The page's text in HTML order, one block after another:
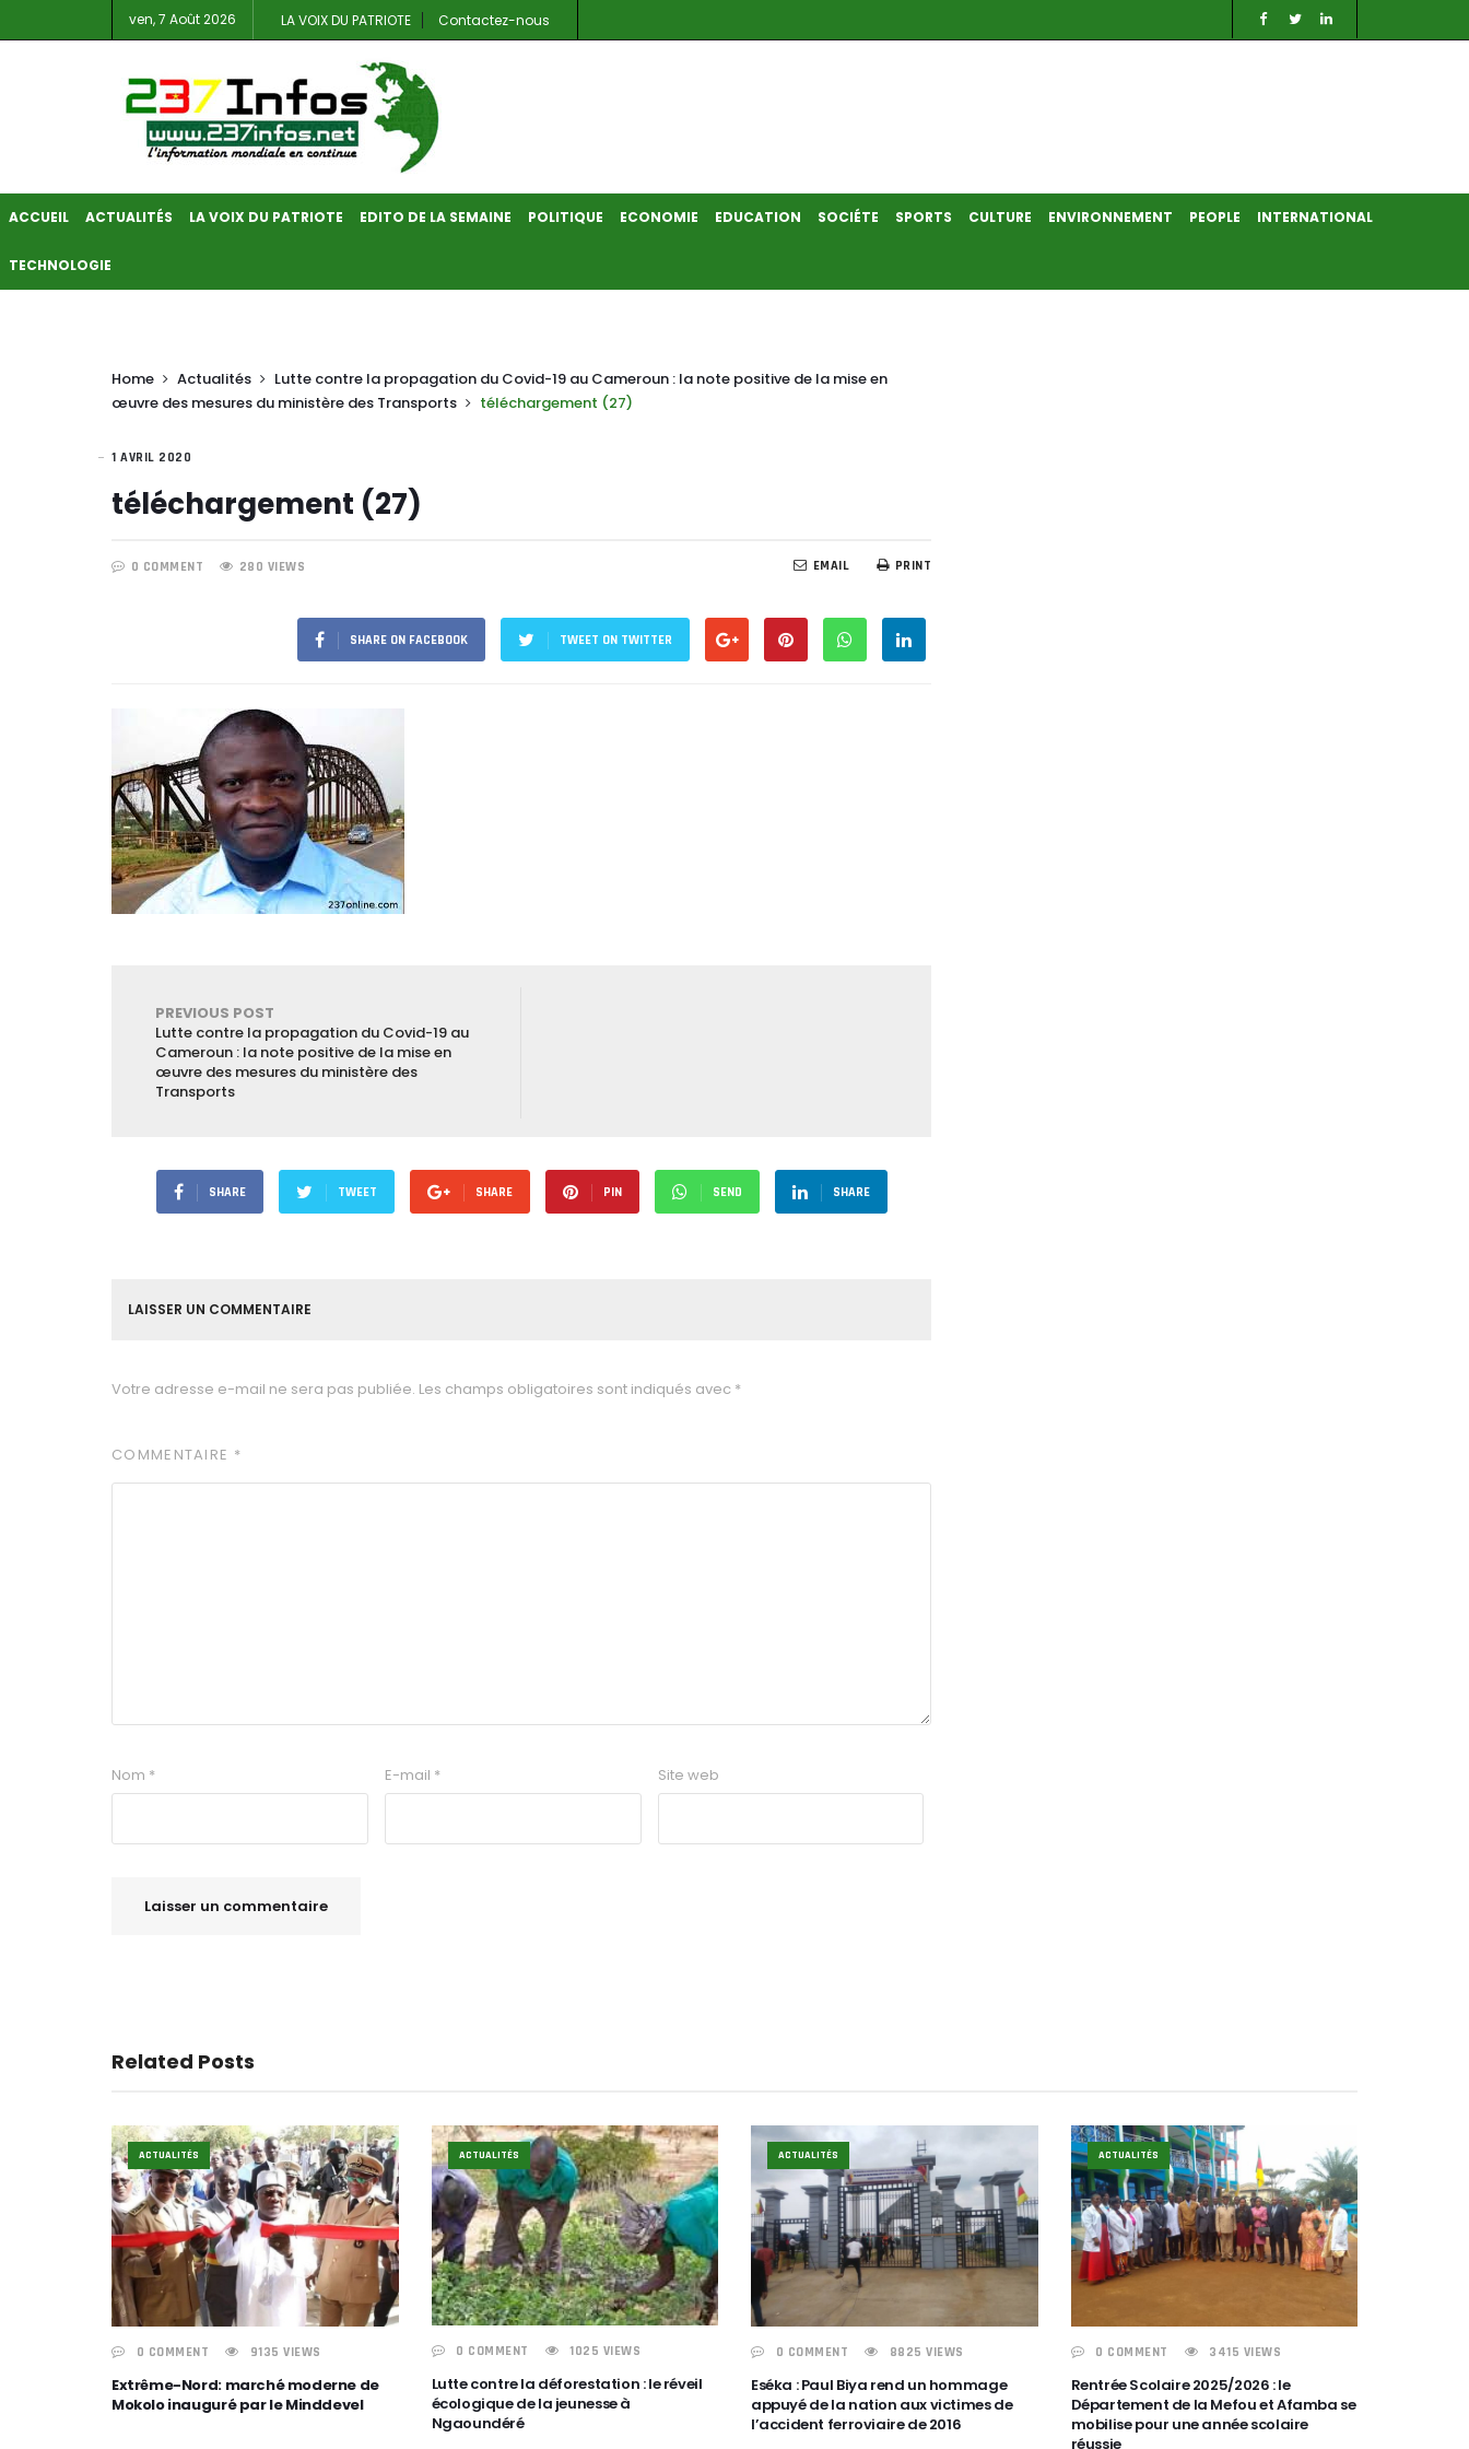
ven, 7 Août 2026 LA VOIX DU PATRIOTE Contactez-nous
ACCUEIL ACTUALITÉS LA VOIX DU PATRIOTE EDITO DE LA SEMAINE POLITIQUE ECONOMIE EDUCATION SOCIÉTE SPORTS CULTURE ENVIRONNEMENT PEOPLE INTERNATIONAL
TECHNOLOGIE
Home Actualités
Lutte contre la propagation du Covid-19 au Cameroun : la note positive de la mise en
œuvre des mesures du ministère des Transports
téléchargement (27)
1 AVRIL 2020
téléchargement (27)
0 COMMENT 280 VIEWS PRINT
EMAIL
SHARE ON FACEBOOK TWEET ON TWITTER
PREVIOUS POST
Lutte contre la propagation du Covid-19 au
Cameroun : la note positive de la mise en
œuvre des mesures du ministère des
Transports
SHARE TWEET SHARE PIN SEND SHARE
LAISSER UN COMMENTAIRE
Votre adresse e-mail ne sera pas publiée. Les champs obligatoires sont indiqués avec *
COMMENTAIRE *
Nom * E-mail * Site web
Related Posts
ACTUALITÉS
0 COMMENT 9135 VIEWS
Extrême-Nord: marché moderne de
Mokolo inauguré par le Minddevel
ACTUALITÉS
0 COMMENT 1025 VIEWS
Lutte contre la déforestation : le réveil
écologique de la jeunesse à
Ngaoundéré
ACTUALITÉS
0 COMMENT 8825 VIEWS
Eséka : Paul Biya rend un hommage
appuyé de la nation aux victimes de
l’accident ferroviaire de 2016
ACTUALITÉS
0 COMMENT 3415 VIEWS
Rentrée Scolaire 2025/2026 : le
Département de la Mefou et Afamba se
mobilise pour une année scolaire
réussie